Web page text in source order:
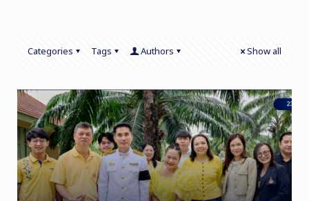
Categories Tags Authors Show all